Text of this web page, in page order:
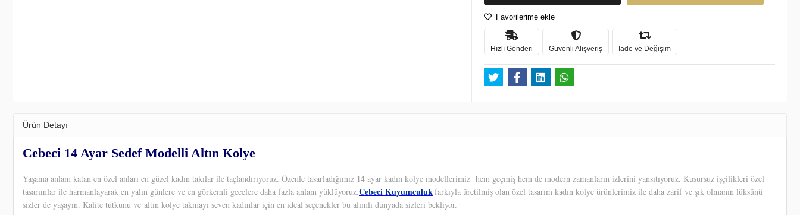
Favorilerime ekle
Hızlı Gönderi Güvenli Alışveriş İade ve Değişim
Ürün Detayı
Cebeci 14 Ayar Sedef Modelli Altın Kolye
Yaşama anlam katan en özel anları en güzel kadın takılar ile taçlandırıyoruz. Özenle tasarladığımız 14 ayar kadın kolye modellerimiz hem geçmiş hem de modern zamanların izlerini yansıtıyoruz. Kusursuz işçilikleri özel
tasarımlar ile harmanlayarak en yalın günlere ve en görkemli gecelere daha fazla anlam yüklüyoruz.Cebeci Kuyumculukfarkıyla üretilmiş olan özel tasarım kadın kolye ürünlerimiz ile daha zarif ve şık olmanın lüksünü
sizler de yaşayın. Kalite tutkunu ve altın kolye takmayı seven kadınlar için en ideal seçenekler bu alımlı dünyada sizleri bekliyor.